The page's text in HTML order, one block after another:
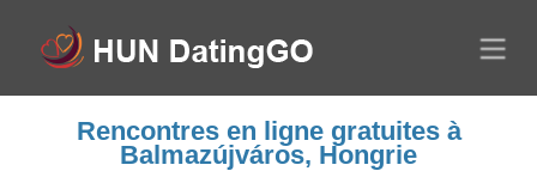
Rencontres en ligne gratuites à
Balmazújváros, Hongrie